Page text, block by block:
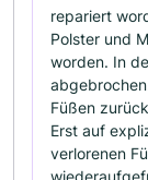
repariert
Polster und
worden. In
Füßen
Erst auf
verlorenen